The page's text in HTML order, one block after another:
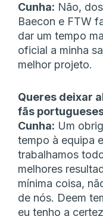
Cunha: Não,
Baecon e FTW
dar um tempo
oficial a minha
melhor projeto.
Queres deixar
fãs
Cunha: Um
tempo à equipa
trabalhamos
melhores
mínima coisa,
de nós. Deem
eu tenho a